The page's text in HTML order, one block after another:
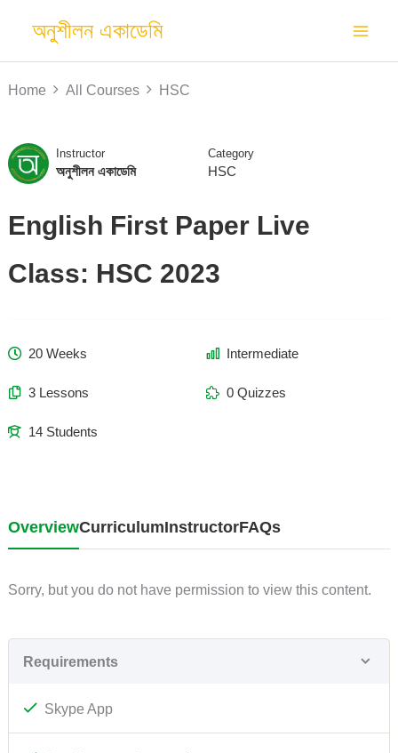
content
অনুশীলন একাডেমি
Home All Courses HSC
Instructor
অনুশীলন একাডেমি
Category
HSC
English First Paper Live
Class: HSC 2023
20 Weeks Intermediate
3 Lessons 0 Quizzes
14 Students
OverviewCurriculumInstructorFAQs
Sorry, but you do not have permission to view this content.
Requirements
Skype App